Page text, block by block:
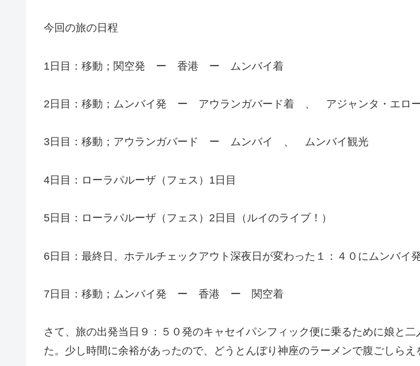
今回の旅の日程
1日目：移動；関空発 ー 香港 ー ムンバイ着
2日目：移動；ムンバイ発 ー アウランガバード着 、 アジャンタ・エロ
3日目：移動；アウランガバード ー ムンバイ 、 ムンバイ観光
4日目：ローラパルーザ（フェス）1日目
5日目：ローラパルーザ（フェス）2日目（ルイのライブ！）
6日目：最終日、ホテルチェックアウト深夜日が変わった１：４０にムンバイ
7日目：移動；ムンバイ発 ー 香港 ー 関空着
さて、旅の出発当日９：５０発のキャセイパシフィック便に乗るために娘と二
た。少し時間に余裕があったので、どうとんぼり神座のラーメンで腹ごしらえ